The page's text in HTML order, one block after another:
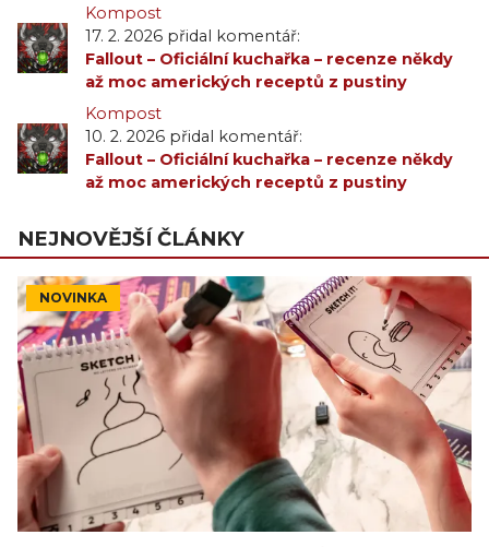
Kompost
17. 2. 2026 přidal komentář:
Fallout – Oficiální kuchařka – recenze někdy
až moc amerických receptů z pustiny
Kompost
10. 2. 2026 přidal komentář:
Fallout – Oficiální kuchařka – recenze někdy
až moc amerických receptů z pustiny
NEJNOVĚJŠÍ ČLÁNKY
NOVINKA